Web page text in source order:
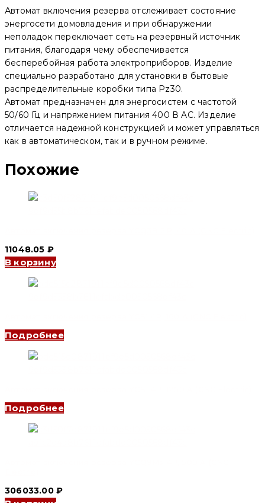
100A
(CNC
Автомат включения резерва отслеживает состояние
энергосети домовладения и при обнаружении
неполадок переключает сеть на резервный источник
питания, благодаря чему обеспечивается
бесперебойная работа электроприборов. Изделие
специально разработано для установки в бытовые
распределительные коробки типа Pz30.
Автомат предназначен для энергосистем с частотой
50/60 Гц и напряжением питания 400 В AC. Изделие
отличается надежной конструкцией и может управляться
как в автоматическом, так и в ручном режиме.
Похожие
11048.05 ₽
В корзину
Подробнее
Подробнее
306033.00 ₽